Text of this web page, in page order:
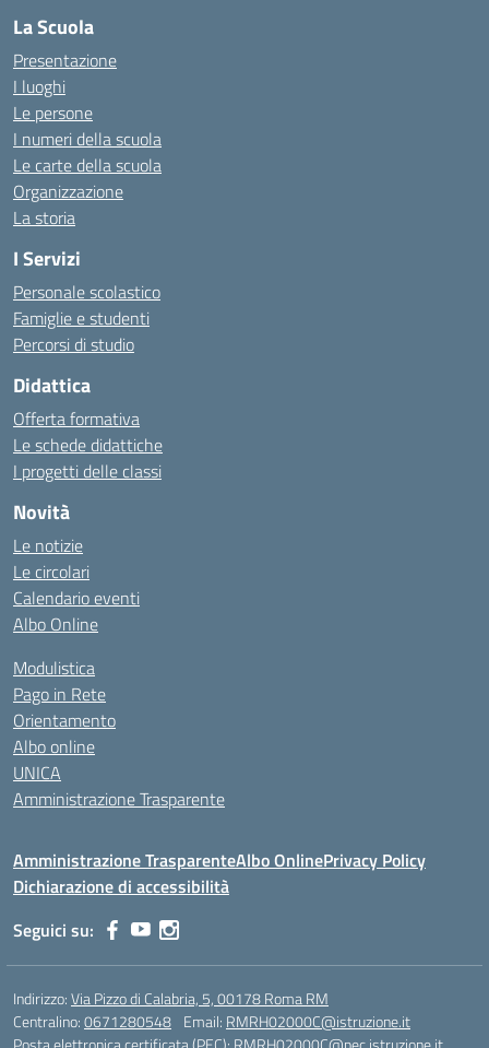
La Scuola
Presentazione
I luoghi
Le persone
I numeri della scuola
Le carte della scuola
Organizzazione
La storia
I Servizi
Personale scolastico
Famiglie e studenti
Percorsi di studio
Didattica
Offerta formativa
Le schede didattiche
I progetti delle classi
Novità
Le notizie
Le circolari
Calendario eventi
Albo Online
Modulistica
Pago in Rete
Orientamento
Albo online
UNICA
Amministrazione Trasparente
Amministrazione TrasparenteAlbo OnlinePrivacy Policy
Dichiarazione di accessibilità
Seguici su:
Indirizzo:Via Pizzo di Calabria, 5, 00178 Roma RM
Centralino:0671280548 Email: RMRH02000C@istruzione.it